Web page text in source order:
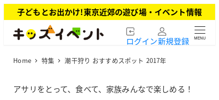
イ
子どもとお出かけ!東京近郊の遊び場・イベント情報
ログイン新規登録 MENU
Home 特集 潮干狩り おすすめスポット 2017年
アサリをとって、食べて、家族みんなで楽しめる！